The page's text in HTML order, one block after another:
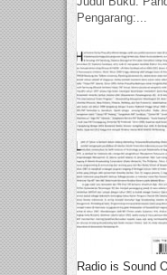
Pengarang:...
Radio is Sound